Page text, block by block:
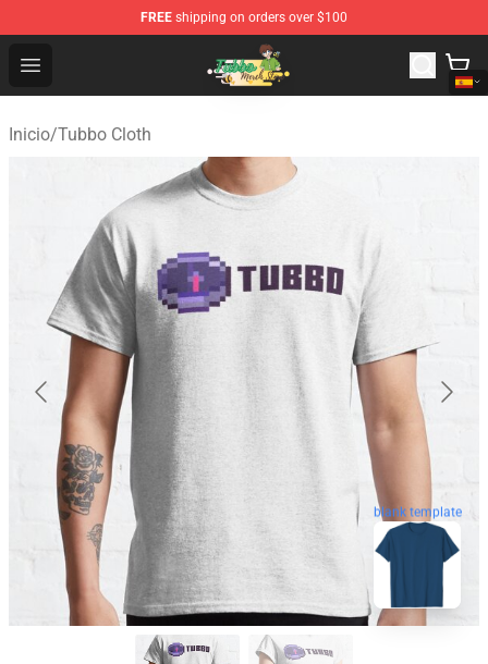
FREE shipping on orders over $100
Open menu
Tubbo Store - Official Tubbo Merchandise Shop
Inicio/Tubbo Cloth
blank template